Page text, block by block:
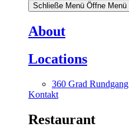
Schließe Menü Öffne Menü
About
Locations
360 Grad Rundgang
Kontakt
Restaurant